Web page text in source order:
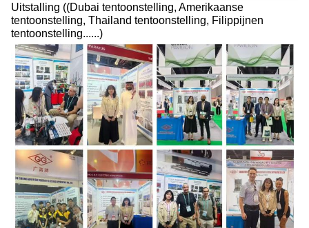
Uitstalling ((Dubai tentoonstelling, Amerikaanse
tentoonstelling, Thailand tentoonstelling, Filippijnen
tentoonstelling......)